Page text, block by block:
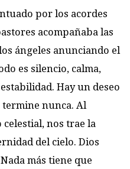
por los acordes
acompañaba las
ángeles anunciando el
es silencio, calma,
Hay un deseo
termine nunca. Al
nos trae la
del cielo. Dios
más tiene que